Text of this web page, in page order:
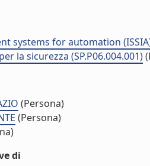
systems for automation
la sicurezza (SP.P06.004.001)
(Persona)
(Persona)
di